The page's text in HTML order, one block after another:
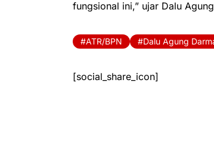
fungsional ini,” ujar Dalu
ATR/BPN Dalu Agung
[social_share_icon]